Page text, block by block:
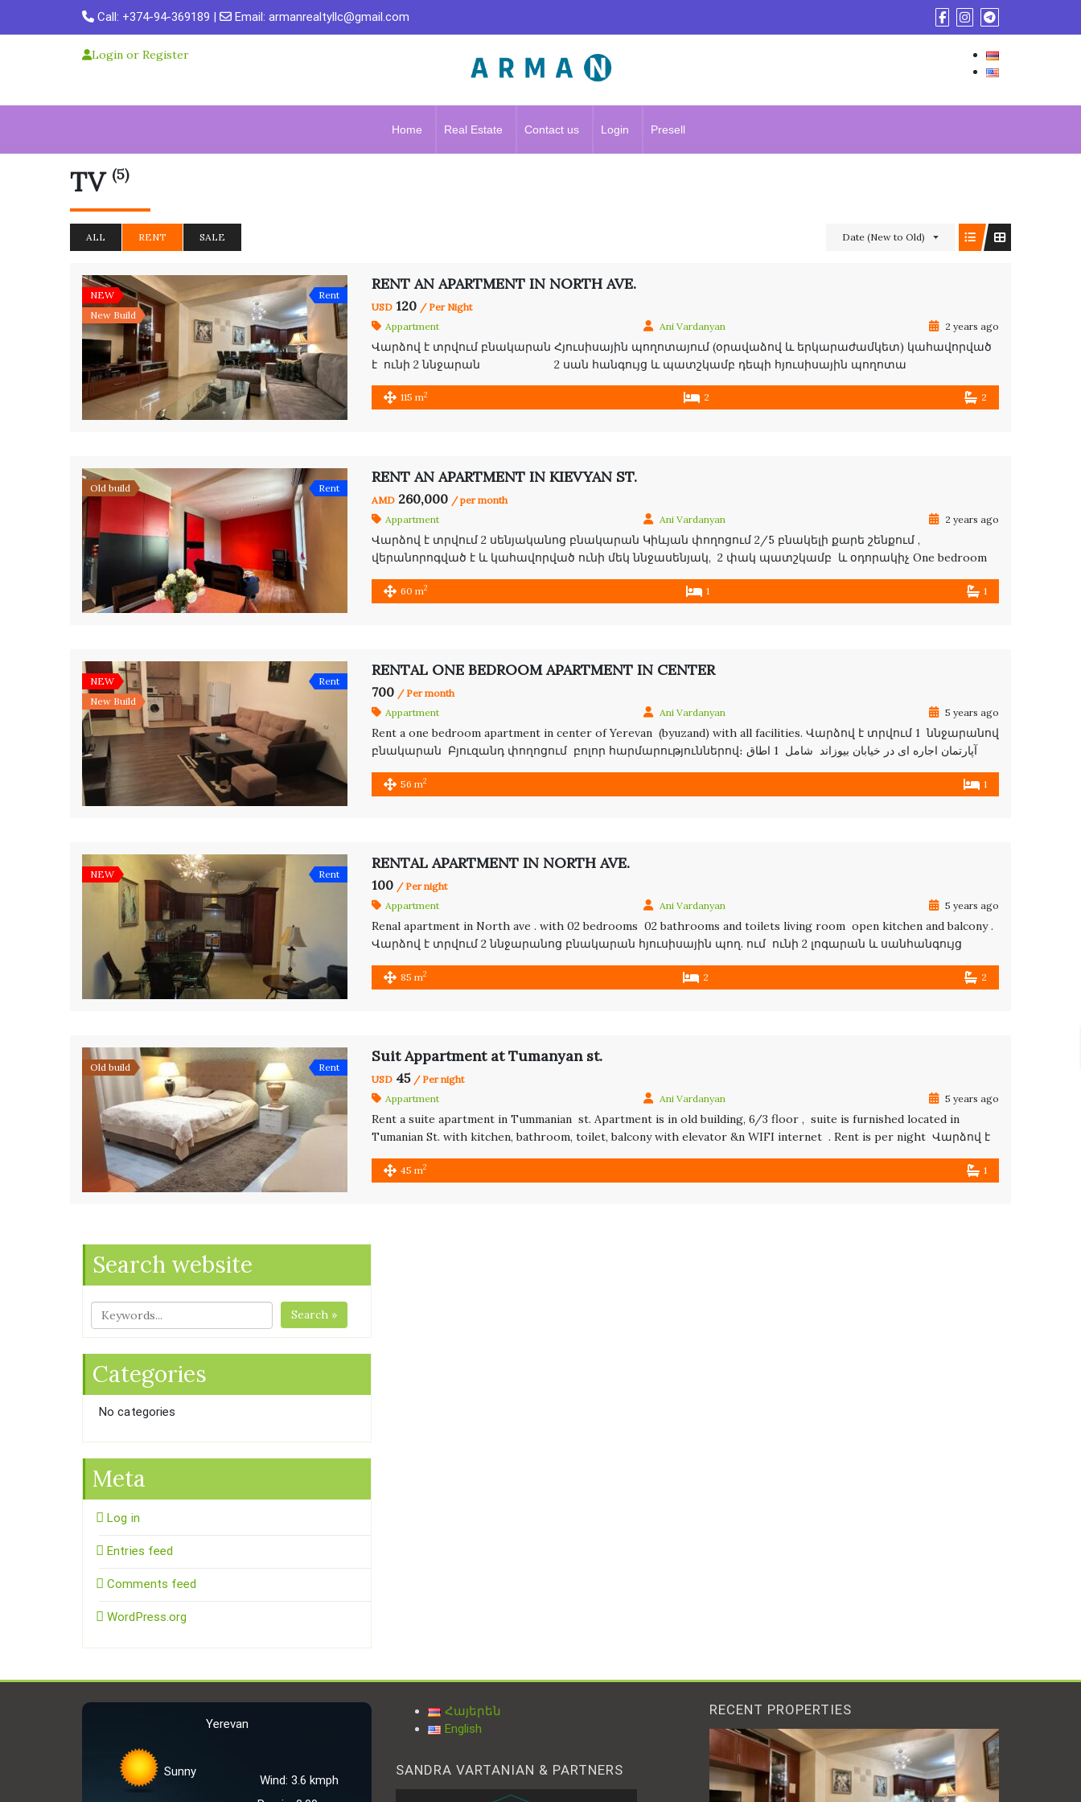
Call: +374-94-369189 | Email: armanrealtyllc@gmail.com
Login or Register
Home Real Estate Contact us Login Presell
TV (5)
ALL RENT SALE Date (New to Old)
NEW
New Build
Rent
RENT AN APARTMENT IN NORTH AVE.
USD 120 / Per Night
Appartment
Ani Vardanyan 2 years ago
Վարձով է տրվում բնակարան Հյուսիսային պողոտայում (օրավաձով և երկարաժամկետ) կահավորված
է ունի 2 ննջարան 2 սան հանգույց և պատշկամբ դեպի հյուսիսային պողոտա
115 m2 2 2
Old build Rent
RENT AN APARTMENT IN KIEVYAN ST.
AMD 260,000 / per month
Appartment
Ani Vardanyan 2 years ago
Վարձով է տրվում 2 սենյականոց բնակարան Կիևյան փողոցում 2/5 բնակելի քարե շենքում ,
վերանորոգված է և կահավորված ունի մեկ ննջասենյակ, 2 փակ պատշկամբ և օդորակիչ One bedroom
60 m2 1 1
NEW
New Build
Rent
RENTAL ONE BEDROOM APARTMENT IN CENTER
700 / Per month
Appartment
Ani Vardanyan 5 years ago
Rent a one bedroom apartment in center of Yerevan (byuzand) with all facilities. Վարձով է տրվում 1 ննջարանով
բնակարան Բյուզանդ փողոցում բոլոր հարմարություններով։ آپارتمان اجاره ای در خیابان بیوزاند شامل 1 اطاق
56 m2 1
NEW Rent
RENTAL APARTMENT IN NORTH AVE.
100 / Per night
Appartment
Ani Vardanyan 5 years ago
Renal apartment in North ave . with 02 bedrooms 02 bathrooms and toilets living room open kitchen and balcony .
Վարձով է տրվում 2 ննջարանոց բնակարան հյուսիսային պող. ում ունի 2 լոգարան և սանհանգույց
85 m2 2 2
Old build Rent
Suit Appartment at Tumanyan st.
USD 45 / Per night
Appartment
Ani Vardanyan 5 years ago
Rent a suite apartment in Tummanian st. Apartment is in old building, 6/3 floor , suite is furnished located in
Tumanian St. with kitchen, bathroom, toilet, balcony with elevator &n WIFI internet . Rent is per night Վարձով է
45 m2 1
Search website
Search »
Categories
No categories
Meta
Log in
Entries feed
Comments feed
WordPress.org
Yerevan
Sunny
Wind: 3.6 kmph
Հայերեն
English
SANDRA VARTANIAN & PARTNERS
RECENT PROPERTIES